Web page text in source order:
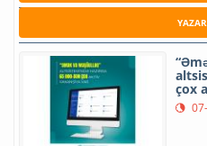
çox